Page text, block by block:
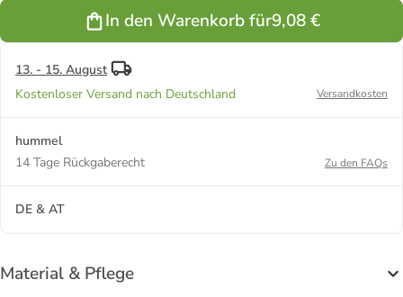
In den Warenkorb für9,08 €
13. - 15. August
Kostenloser Versand nach Deutschland
Versandkosten
hummel
14 Tage Rückgaberecht
Zu den FAQs
DE & AT
Material & Pflege